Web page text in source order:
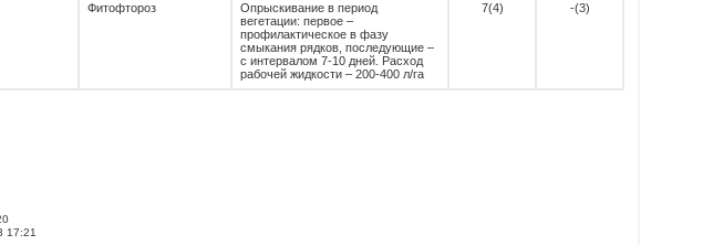
Фитофтороз
Опрыскивание в период
вегетации: первое –
профилактическое в фазу
смыкания рядков, последующие –
с интервалом 7-10 дней. Расход
рабочей жидкости – 200-400 л/га
7(4) -(3)
17:21